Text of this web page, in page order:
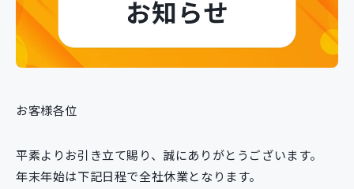
新規開発サービス
パッケージ開発
導入事例
ニュース
採用情報
お客様各位
平素よりお引き立て賜り、誠にありがとうございます。
年末年始は下記日程で全社休業となります。